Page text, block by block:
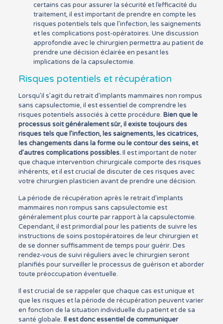
certains cas pour assurer la sécurité et l’efficacité du
traitement, il est important de prendre en compte les
risques potentiels tels que l’infection, les saignements
et les complications post-opératoires. Une discussion
approfondie avec le chirurgien permettra au patient de
prendre une décision éclairée en pesant les
implications de la capsulectomie.
Risques potentiels et récupération
Lorsqu’il s’agit du retrait d’implants mammaires non rompus
sans capsulectomie, il est essentiel de comprendre les
risques potentiels associés à cette procédure. Bien que le
processus soit généralement sûr, il existe toujours des
risques tels que l’infection, les saignements, les cicatrices,
les changements dans la forme ou le contour des seins, et
d’autres complications possibles.Il est important de noter
que chaque intervention chirurgicale comporte des risques
inhérents, et il est crucial de discuter de ces risques avec
votre chirurgien plasticien avant de prendre une décision.
La période de récupération après le retrait d’implants
mammaires non rompus sans capsulectomie est
généralement plus courte par rapport à la capsulectomie.
Cependant, il est primordial pour les patients de suivre les
instructions de soins postopératoires de leur chirurgien et
de se donner suffisamment de temps pour guérir. Des
rendez-vous de suivi réguliers avec le chirurgien seront
planifiés pour surveiller le processus de guérison et aborder
toute préoccupation éventuelle.
Il est crucial de se rappeler que chaque cas est unique et
que les risques et la période de récupération peuvent varier
en fonction de la situation individuelle du patient et de sa
santé globale. Il est donc essentiel de communiquer